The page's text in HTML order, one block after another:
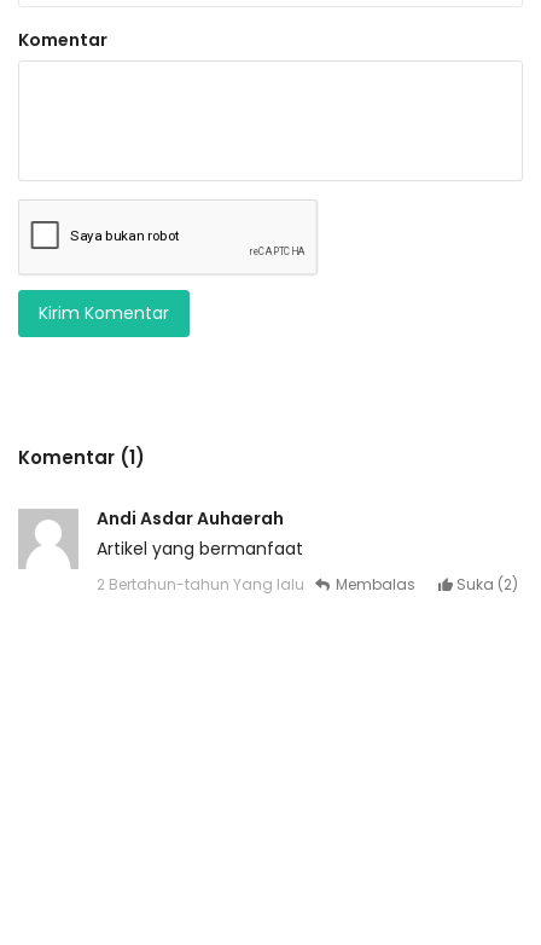
Komentar
Kirim Komentar
Komentar (1)
Andi Asdar Auhaerah
Artikel yang bermanfaat
2 Bertahun-tahun Yang lalu Membalas Suka (2)